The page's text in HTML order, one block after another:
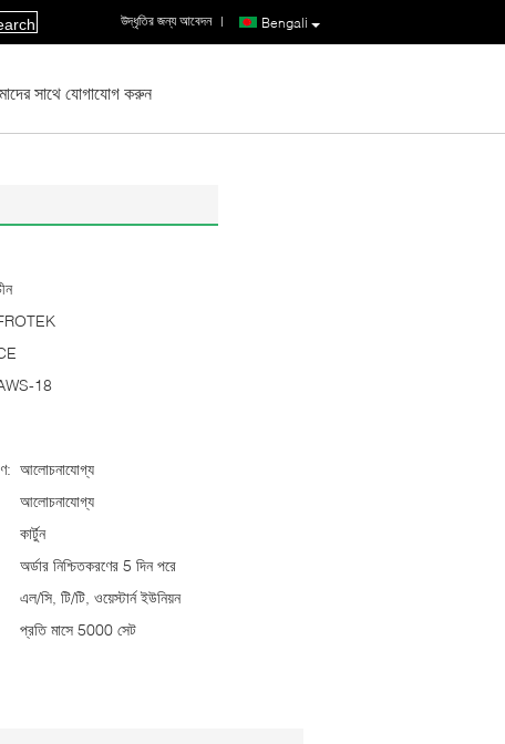
Bengali
উদ্ধৃতির জন্য আবেদন |
সাথে যোগাযোগ করুন
18
আলোচনাযোগ্য
আলোচনাযোগ্য
কার্টুন
অর্ডার নিশ্চিতকরণের 5 দিন পরে
এল/সি, টি/টি, ওয়েস্টার্ন ইউনিয়ন
প্রতি মাসে 5000 সেট